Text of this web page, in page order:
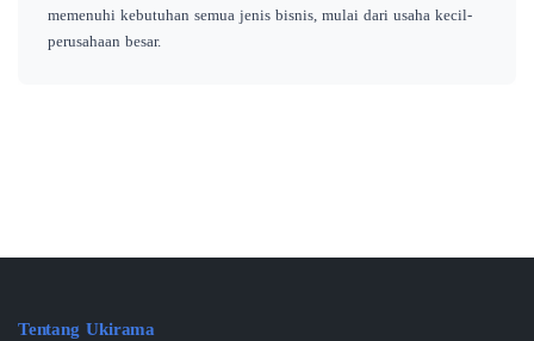
memenuhi kebutuhan semua jenis bisnis, mulai dari usaha kecil-
perusahaan besar.
Tentang Ukirama